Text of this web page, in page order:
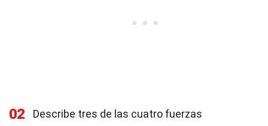
02
Describe tres de las cuatro fuerzas